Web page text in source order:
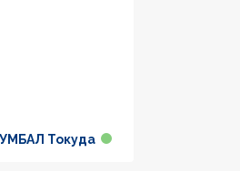
УМБАЛ Токуда